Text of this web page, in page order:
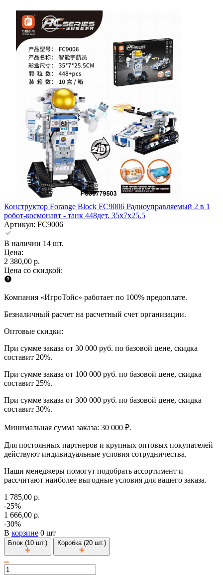
Конструктор Forange Block FC9006 Радиоуправляемый 2 в 1
робот-космонавт - танк 448дет. 35х7х25.5
Артикул: FC9006
В наличии 14 шт.
Цена:
2 380,00 р.
Цена со скидкой:
Компания «ИгроТойс» работает по 100% предоплате.
Безналичный расчет на расчетный счет организации.
Оптовые скидки:
При сумме заказа от 30 000 руб. по базовой цене, скидка
составит 20%.
При сумме заказа от 100 000 руб. по базовой цене, скидка
составит 25%.
При сумме заказа от 300 000 руб. по базовой цене, скидка
составит 30%.
Минимальная сумма заказа: 30 000 ₽.
Для постоянных партнеров и крупных оптовых покупателей
действуют индивидуальные условия сотрудничества.
Наши менеджеры помогут подобрать ассортимент и
рассчитают наиболее выгодные условия для вашего заказа.
1 785,00 р.
-25%
1 666,00 р.
-30%
В корзине 0 шт
Блок (10 шт.) Коробка (20 шт.)